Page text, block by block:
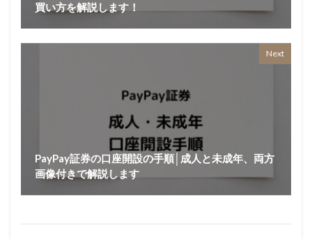
買い方を解説します！
Next
PayPay証券の口座開設の手順│成人と未成年、両方
画像付きで解説します